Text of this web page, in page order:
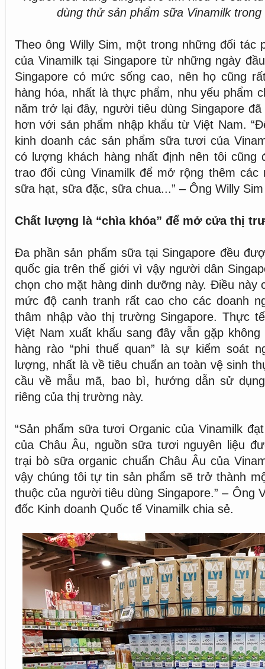
dùng thử sản phẩm sữa Vinamilk
Theo ông Willy Sim, một trong những đối tác
của Vinamilk tại Singapore từ những ngày
Singapore có mức sống cao, nên họ cũng
hàng hóa, nhất là thực phẩm, nhu yếu phẩm
năm trở lại đây, người tiêu dùng Singapore
hơn với sản phẩm nhập khẩu từ Việt Nam.
kinh doanh các sản phẩm sữa tươi của
có lượng khách hàng nhất định nên tôi cũng
trao đổi cùng Vinamilk để mở rộng thêm các
sữa hạt, sữa đặc, sữa chua...” – Ông Willy
Chất lượng là “chìa khóa” để mở cửa thị
Đa phần sản phẩm sữa tại Singapore đều
quốc gia trên thế giới vì vậy người dân
chọn cho mặt hàng dinh dưỡng này. Điều này
mức độ canh tranh rất cao cho các doanh
thâm nhập vào thị trường Singapore. Thực
Việt Nam xuất khẩu sang đây vẫn gặp
hàng rào “phi thuế quan” là sự kiểm soát
lượng, nhất là về tiêu chuẩn an toàn vệ sinh
cầu về mẫu mã, bao bì, hướng dẫn sử
riêng của thị trường này.
“Sản phẩm sữa tươi Organic của Vinamilk
của Châu Âu, nguồn sữa tươi nguyên liệu
trại bò sữa organic chuẩn Châu Âu của
vậy chúng tôi tự tin sản phẩm sẽ trở thành
thuộc của người tiêu dùng Singapore.” – Ông
đốc Kinh doanh Quốc tế Vinamilk chia sẻ.